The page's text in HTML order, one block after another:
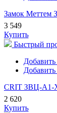
Замок Меттем
3 549
Купить
Быстрый
Добавить
Добавить
CRIT ЗВЦ-А1-
2 620
Купить